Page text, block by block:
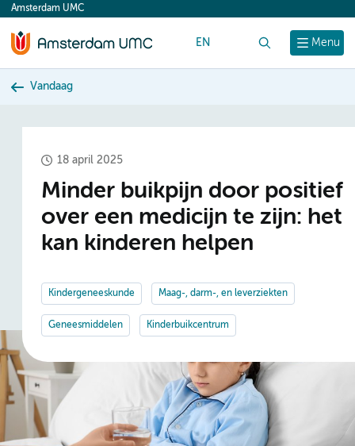
content
Menu
Amsterdam UMC
EN
Vandaag
18 april 2025
Minder buikpijn door positief
over een medicijn te zijn: het
kan kinderen helpen
Kindergeneeskunde Maag-, darm-, en leverziekten
Geneesmiddelen Kinderbuikcentrum